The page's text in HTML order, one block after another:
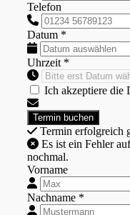
Telefon
Datum *
Uhrzeit *
Ich akzeptiere die
Termin erfolgreich
nochmal.
Vorname
Nachname *